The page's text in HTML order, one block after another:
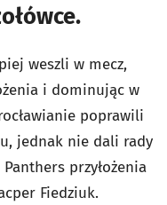
weszli w mecz,
i dominując w
poprawili
jednak nie dali rady
przyłożenia
Fiedziuk.